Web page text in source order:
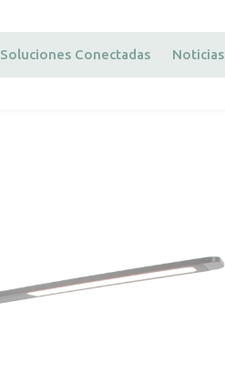
Soluciones Conectadas Noticias